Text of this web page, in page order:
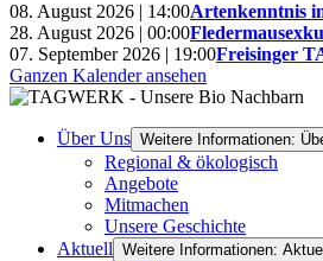
08. August 2026 | 14:00Artenkenntnis
28. August 2026 | 00:00
07. September 2026 | 19:00Freisinger
Ganzen Kalender ansehen
Über Uns Weitere Informationen:
Regional & ökologisch
Angebote
Mitmachen
Unsere Geschichte
Aktuell Weitere Informationen: Aktuell